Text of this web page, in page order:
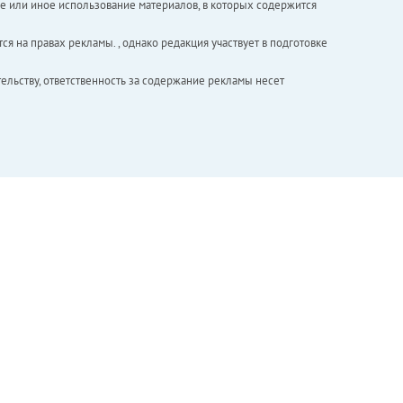
иное использование материалов, в которых содержится
правах рекламы. , однако редакция участвует в подготовке
ответственность за содержание рекламы несет